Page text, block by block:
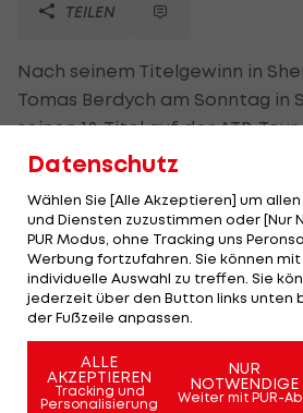
TEILEN
Nach seinem Titelgewinn in
Tomas Berdych am Sonntag in
seinen 12. Titel auf der ATP-
Tscheche setzt sich im Finale
Sock nach 1:24 Stunden mit
US-Amerikaner verpasst damit
die vor kurzem erlittene
in Shanghai und verliert auch
dem Weltranglisten-Fünften.
Mehr zum Thema
Datenschutz
Wählen Sie [Alle Akzeptieren] um
und Diensten zuzustimmen oder [Nur
PUR Modus, ohne Tracking uns
Werbung fortzufahren. Sie können
individuelle Auswahl zu treffen. Sie
jederzeit über den Button links unten
der Fußzeile anpassen.
ALLE
AKZEPTIEREN
Tracking und
Personalisierung
NUR
NOTWENDIGE
Weiter mit PUR-